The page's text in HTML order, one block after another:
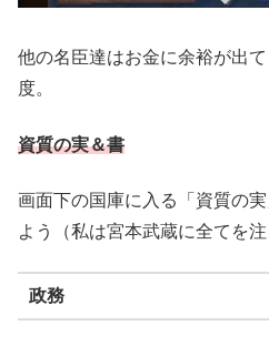
他の名臣達はお金に余裕が出
度。
資質の実＆書
画面下の国庫に入る「資質の
よう（私は宮本武蔵に全てを注
政務